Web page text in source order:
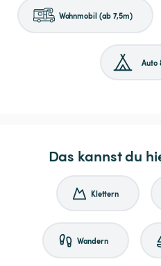
Wohnmobil (ab 7,5m)
Auto
Das kannst du
Klettern
Wandern